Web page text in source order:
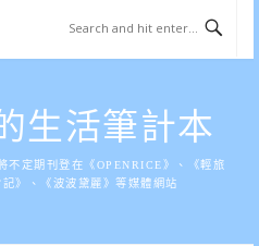
生活筆計本
不定期刊登在《OPENRICE》、《輕旅
》、《波波黛麗》等媒體網站